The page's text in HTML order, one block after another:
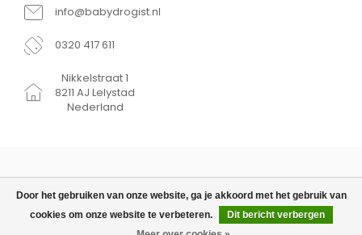
TOEVOEGEN AAN WINKELWAGEN
Door het gebruiken van onze website, ga je akkoord met het gebruik van
cookies om onze website te verbeteren.
Dit bericht verbergen
info@babydrogist.nl
0320 417 611
Nikkelstraat 1
8211 AJ Lelystad
Nederland
© Copyright 2026 Babydrogist.nl